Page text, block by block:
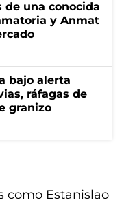
de una conocida
y Anmat
bajo alerta
ráfagas de
granizo
como Estanislao